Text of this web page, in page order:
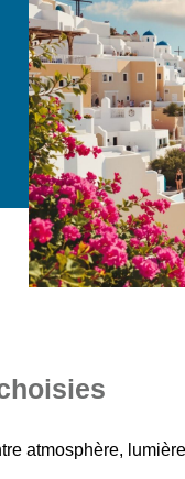
atmosphère, lumière